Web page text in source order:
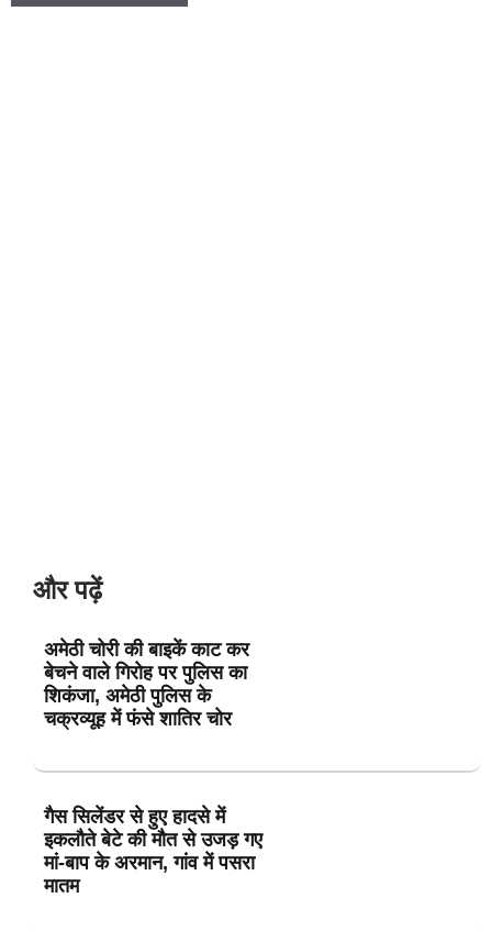
और पढ़ें
अमेठी चोरी की बाइकें काट कर
बेचने वाले गिरोह पर पुलिस का
शिकंजा, अमेठी पुलिस के
चक्रव्यूह में फंसे शातिर चोर
गैस सिलेंडर से हुए हादसे में
इकलौते बेटे की मौत से उजड़ गए
मां-बाप के अरमान, गांव में पसरा
मातम